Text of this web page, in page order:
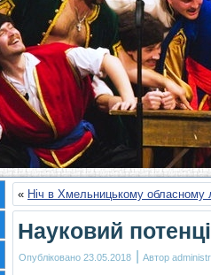
« Ніч в Хмельницькому обласному
Науковий
Опубліковано 23.05.2018 | Автор